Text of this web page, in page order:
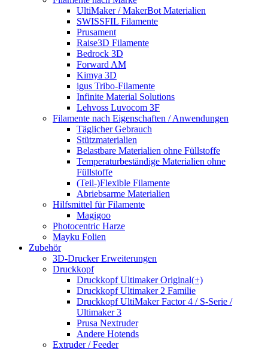
UltiMaker / MakerBot Materialien
SWISSFIL Filamente
Prusament
Raise3D Filamente
Bedrock 3D
Forward AM
Kimya 3D
igus Tribo-Filamente
Infinite Material Solutions
Lehvoss Luvocom 3F
Filamente nach Eigenschaften / Anwendungen
Täglicher Gebrauch
Stützmaterialien
Belastbare Materialien ohne Füllstoffe
Temperaturbeständige Materialien ohne
Füllstoffe
(Teil-)Flexible Filamente
Abriebsarme Materialien
Hilfsmittel für Filamente
Magigoo
Photocentric Harze
Mayku Folien
Zubehör
3D-Drucker Erweiterungen
Druckkopf
Druckkopf Ultimaker Original(+)
Druckkopf Ultimaker 2 Familie
Druckkopf UltiMaker Factor 4 / S-Serie /
Ultimaker 3
Prusa Nextruder
Andere Hotends
Extruder / Feeder